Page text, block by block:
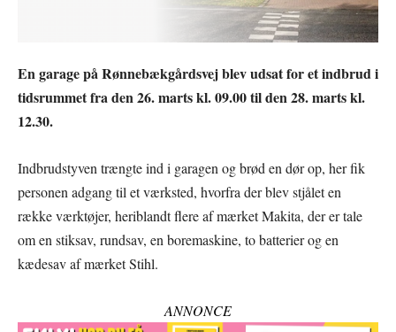
En garage på Rønnebækgårdsvejblev udsat for et indbrud i
tidsrummet fra den 26. marts kl. 09.00 til den 28. marts kl.
12.30.
Indbrudstyven trængte ind i garagen og brød en dør op, her fik
personen adgang til et værksted, hvorfra der blev stjålet en
række værktøjer, heriblandt flere af mærket Makita, der er tale
om en stiksav, rundsav, en boremaskine, to batterier og en
kædesav af mærket Stihl.
ANNONCE